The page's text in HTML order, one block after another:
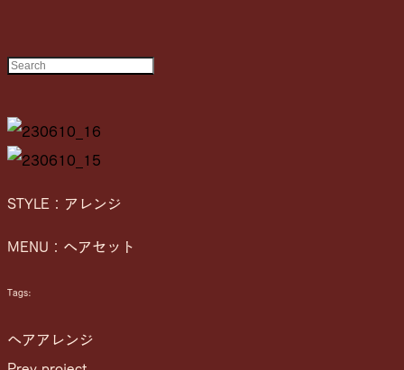
STYLE：アレンジ
MENU：ヘアセット
Tags:
ヘアアレンジ